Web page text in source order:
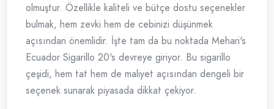
olmuştur. Özellikle kaliteli ve bütçe dostu seçenekler
bulmak, hem zevki hem de cebinizi düşünmek
açısından önemlidir. İşte tam da bu noktada Mehari's
Ecuador Sigarillo 20's devreye giriyor. Bu sigarillo
çeşidi, hem tat hem de maliyet açısından dengeli bir
seçenek sunarak piyasada dikkat çekiyor.